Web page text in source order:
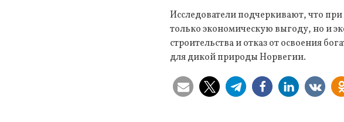
Исследователи подчеркивают, что
только экономическую выгоду, но и
строительства и отказ от освоения
для дикой природы Норвегии.